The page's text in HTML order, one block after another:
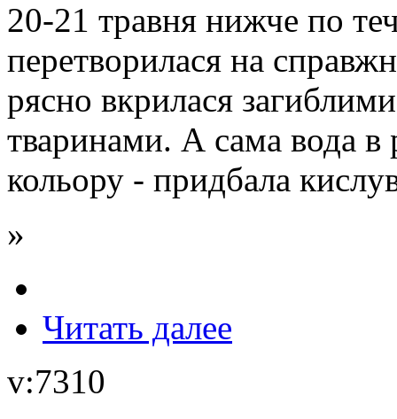
20-21 травня нижче по
перетворилася на
рясно вкрилася
тваринами. А сама вода в
кольору - придбала
»
Читать далее
v:7310